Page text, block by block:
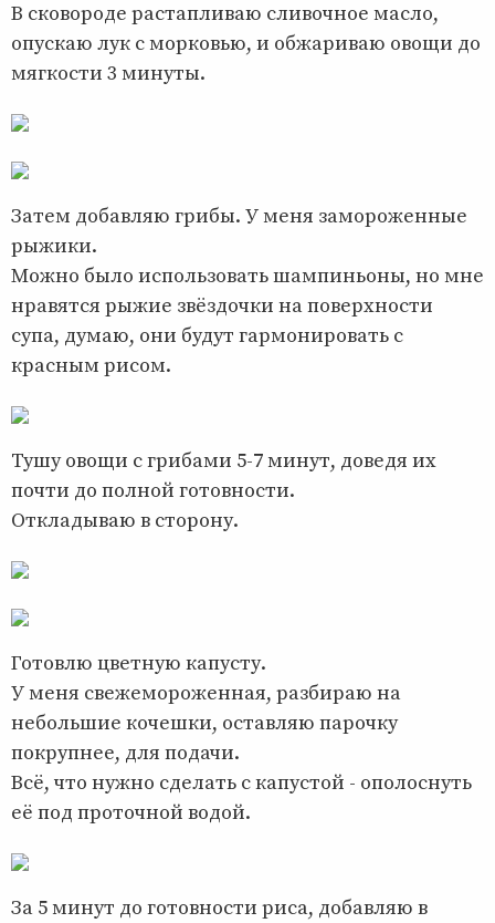
В сковороде растапливаю сливочное масло,
опускаю лук с морковью, и обжариваю овощи до
мягкости 3 минуты.
Затем добавляю грибы. У меня замороженные
рыжики.
Можно было использовать шампиньоны, но мне
нравятся рыжие звёздочки на поверхности
супа, думаю, они будут гармонировать с
красным рисом.
Тушу овощи с грибами 5-7 минут, доведя их
почти до полной готовности.
Откладываю в сторону.
Готовлю цветную капусту.
У меня свежемороженная, разбираю на
небольшие кочешки, оставляю парочку
покрупнее, для подачи.
Всё, что нужно сделать с капустой - ополоснуть
её под проточной водой.
За 5 минут до готовности риса, добавляю в